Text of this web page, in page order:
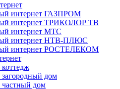
интернет ГАЗПРОМ
интернет ТРИКОЛОР ТВ
интернет МТС
интернет НТВ-ПЛЮС
интернет РОСТЕЛЕКОМ
дом
частный дом